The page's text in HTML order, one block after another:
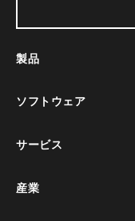
製品
ソフトウェア
サービス
産業